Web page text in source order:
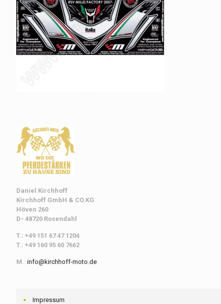
Daniel Kirchhoff
Kirchhoff GmbH & CO.KG
Höven 260
D- 48720 Rosendahl
T.: +49 151 67 47 1204
T.: +49 160 95 60 7662
M.: info@kirchhoff-moto.de
Impressum